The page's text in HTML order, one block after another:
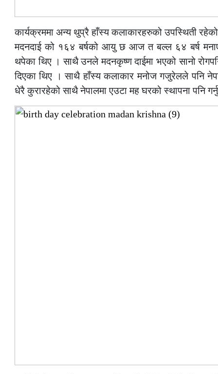
कार्यक्रममा अन्य थुप्रै हाँस्य कलाकारहरुको उपस्थिती
मदनदाई को १६४ बर्षको आयु छ आज त बल्ल ६४ बर्ष
थपेका थिए । साथै उनले मदनकृष्ण दाईमा भएको सानो
दिएका थिए । साथै हाँस्य कलाकार मनोज गजुरेलले पनि
धेरै कुरारहेको साथै नेपालमा एउटा मह घरको स्थापना पनि